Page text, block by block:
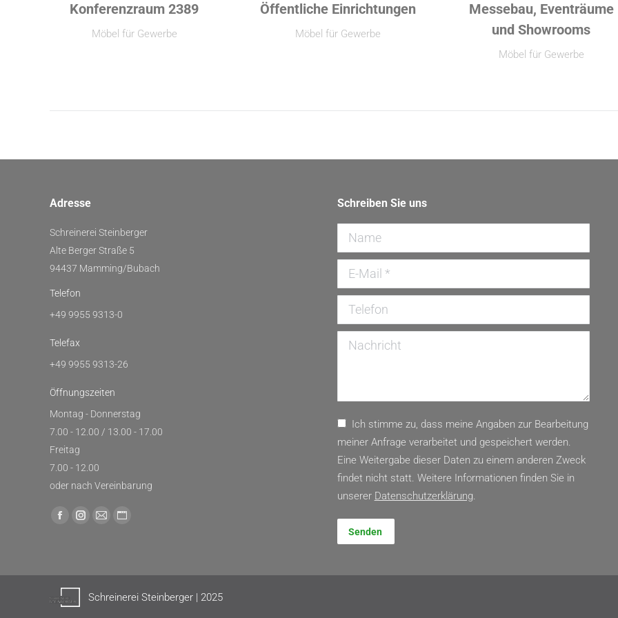
Konferenzraum 2389
Möbel für Gewerbe
Öffentliche Einrichtungen
Möbel für Gewerbe
Messebau, Eventräume
und Showrooms
Möbel für Gewerbe
Adresse
Schreinerei Steinberger
Alte Berger Straße 5
94437 Mamming/Bubach
Telefon
+49 9955 9313-0
Telefax
+49 9955 9313-26
Öffnungszeiten
Montag - Donnerstag
7.00 - 12.00 / 13.00 - 17.00
Freitag
7.00 - 12.00
oder nach Vereinbarung
Finden Sie uns auf:
Facebook
in
new
Instagram
in
new
opens
in
in
new
Schreiben Sie uns
Name
E-Mail *
Telefon
Nachricht
Ich stimme zu, dass meine Angaben zur Bearbeitung
meiner Anfrage verarbeitet und gespeichert werden.
Eine Weitergabe dieser Daten zu einem anderen Zweck
findet nicht statt. Weitere Informationen finden Sie in
unserer Daten­schutz­erklärung.
Senden
Schreinerei Steinberger | 2025